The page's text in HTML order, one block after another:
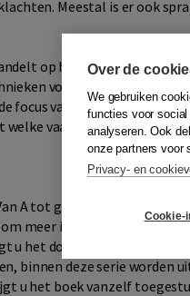
Meestal is er ook
op heldere en
voor deze
focus van dit boek vooral
vaardigheden kunnen
A tot ggZ. De boeken uit
meer inzicht te krijgen in
u het door u bestelde boek
binnen deze serie worden
u het boek vanzelf
Over de
We gebruiken
functies voor
analyseren. Ook
onze partners voor
Privacy- en
Cookie-